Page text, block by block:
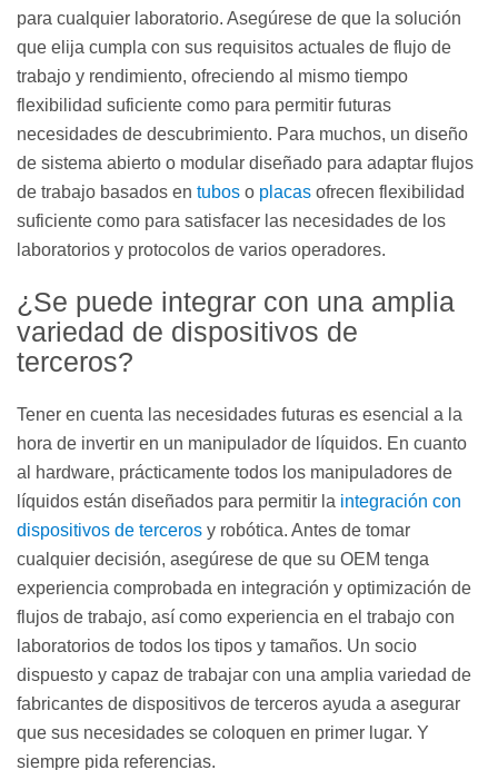
para cualquier laboratorio. Asegúrese de que la solución
que elija cumpla con sus requisitos actuales de flujo de
trabajo y rendimiento, ofreciendo al mismo tiempo
flexibilidad suficiente como para permitir futuras
necesidades de descubrimiento. Para muchos, un diseño
de sistema abierto o modular diseñado para adaptar flujos
de trabajo basados en tubos o placas ofrecen flexibilidad
suficiente como para satisfacer las necesidades de los
laboratorios y protocolos de varios operadores.
¿Se puede integrar con una amplia
variedad de dispositivos de
terceros?
Tener en cuenta las necesidades futuras es esencial a la
hora de invertir en un manipulador de líquidos. En cuanto
al hardware, prácticamente todos los manipuladores de
líquidos están diseñados para permitir la integración con
dispositivos de terceros y robótica. Antes de tomar
cualquier decisión, asegúrese de que su OEM tenga
experiencia comprobada en integración y optimización de
flujos de trabajo, así como experiencia en el trabajo con
laboratorios de todos los tipos y tamaños. Un socio
dispuesto y capaz de trabajar con una amplia variedad de
fabricantes de dispositivos de terceros ayuda a asegurar
que sus necesidades se coloquen en primer lugar. Y
siempre pida referencias.